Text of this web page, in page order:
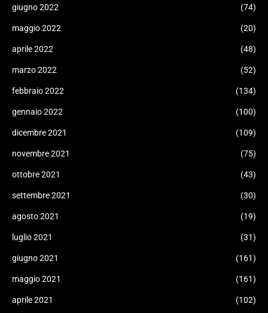
giugno 2022 (74)
maggio 2022 (20)
aprile 2022 (48)
marzo 2022 (52)
febbraio 2022 (134)
gennaio 2022 (100)
dicembre 2021 (109)
novembre 2021 (75)
ottobre 2021 (43)
settembre 2021 (30)
agosto 2021 (19)
luglio 2021 (31)
giugno 2021 (161)
maggio 2021 (161)
aprile 2021 (102)